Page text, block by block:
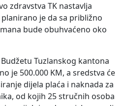
zdravstva TK nastavlja
je da sa približno
bude obuhvaćeno oko
Tuzlanskog kantona
je 500.000 KM, a sredstva će
dijela plaća i naknada za
od kojih 25 stručnih osoba